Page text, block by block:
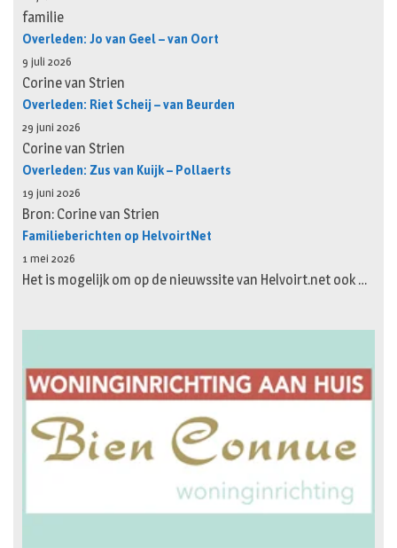
familie
Overleden: Jo van Geel – van Oort
9 juli 2026
Corine van Strien
Overleden: Riet Scheij – van Beurden
29 juni 2026
Corine van Strien
Overleden: Zus van Kuijk – Pollaerts
19 juni 2026
Bron: Corine van Strien
Familieberichten op HelvoirtNet
1 mei 2026
Het is mogelijk om op de nieuwssite van Helvoirt.net ook …